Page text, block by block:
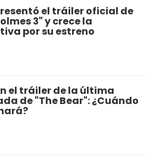
el tráiler oficial de
3" y crece la
por su estreno
el tráiler de la última
de "The Bear": ¿Cuándo